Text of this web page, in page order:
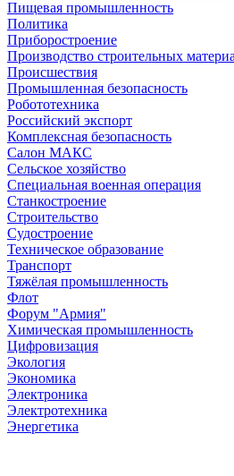
Пищевая промышленность
Политика
Приборостроение
Производство строительных
Происшествия
Промышленная безопасность
Робототехника
Российский экспорт
Комплексная безопасность
Салон МАКС
Сельское хозяйство
Специальная военная операция
Станкостроение
Строительство
Судостроение
Техническое образование
Транспорт
Тяжёлая промышленность
Флот
Форум "Армия"
Химическая промышленность
Цифровизация
Экология
Экономика
Электроника
Электротехника
Энергетика